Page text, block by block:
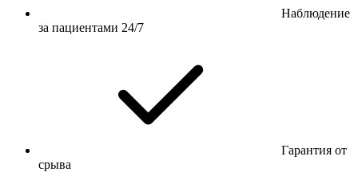
Наблюдение
за пациентами 24/7
Гарантия от
срыва